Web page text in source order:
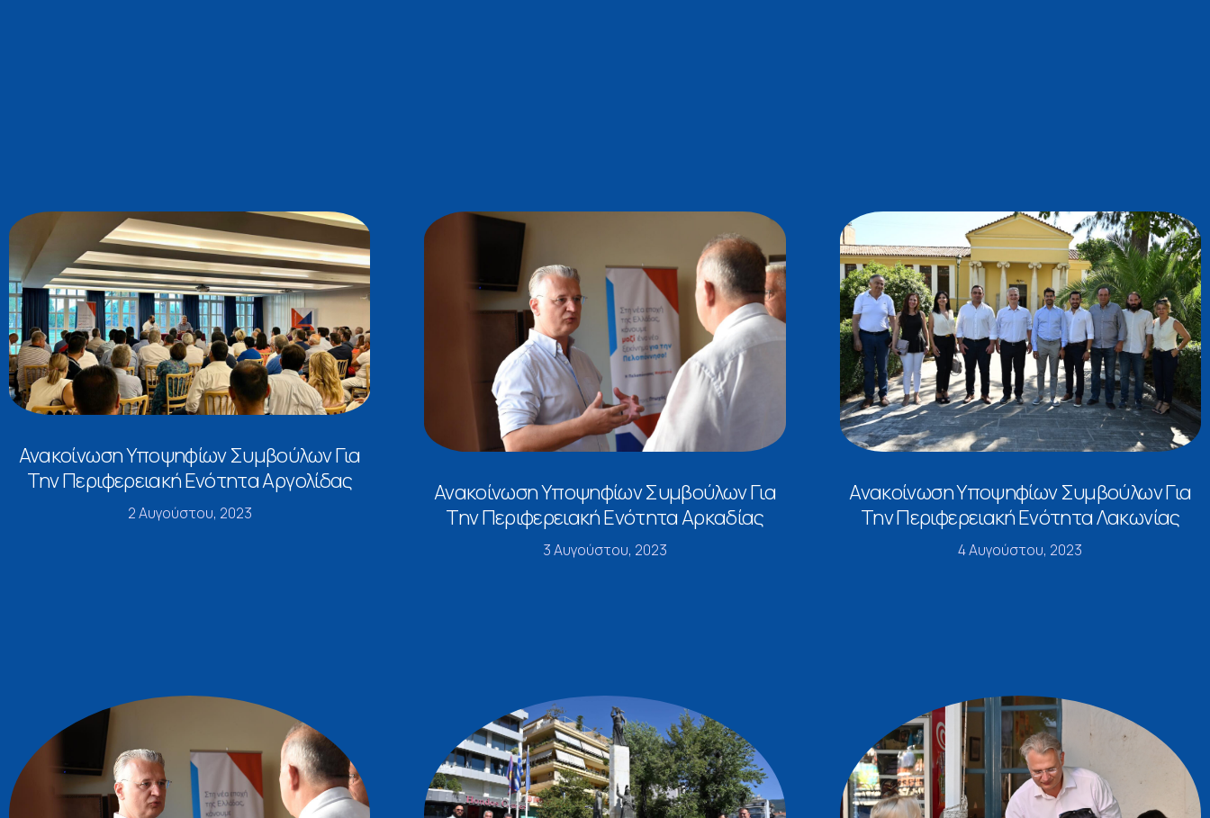
Ανακοίνωση Υποψηφίων Συμβούλων Για
Την Περιφερειακή Ενότητα Αργολίδας
2 Αυγούστου, 2023
Ανακοίνωση Υποψηφίων Συμβούλων Για
Την Περιφερειακή Ενότητα Αρκαδίας
3 Αυγούστου, 2023
Ανακοίνωση Υποψηφίων Συμβούλων Για
Την Περιφερειακή Ενότητα Λακωνίας
4 Αυγούστου, 2023